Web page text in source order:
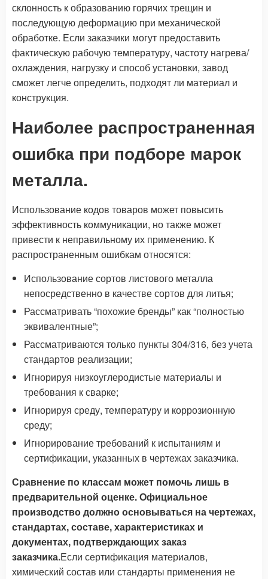
склонность к образованию горячих трещин и
последующую деформацию при механической
обработке. Если заказчики могут предоставить
фактическую рабочую температуру, частоту нагрева/
охлаждения, нагрузку и способ установки, завод
сможет легче определить, подходят ли материал и
конструкция.
Наиболее распространенная
ошибка при подборе марок
металла.
Использование кодов товаров может повысить
эффективность коммуникации, но также может
привести к неправильному их применению. К
распространенным ошибкам относятся:
Использование сортов листового металла
непосредственно в качестве сортов для литья;
Рассматривать “похожие бренды” как “полностью
эквивалентные”;
Рассматриваются только пункты 304/316, без учета
стандартов реализации;
Игнорируя низкоуглеродистые материалы и
требования к сварке;
Игнорируя среду, температуру и коррозионную
среду;
Игнорирование требований к испытаниям и
сертификации, указанных в чертежах заказчика.
Сравнение по классам может помочь лишь в
предварительной оценке. Официальное
производство должно основываться на чертежах,
стандартах, составе, характеристиках и
документах, подтверждающих заказ
заказчика.Если сертификация материалов,
химический состав или стандарты применения не